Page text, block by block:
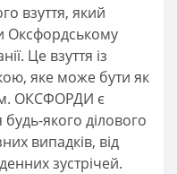
взуття, який
Оксфордському
Це взуття із
яке може бути як
ОКСФОРДИ є
якого ділового
випадків, від
зустрічей.